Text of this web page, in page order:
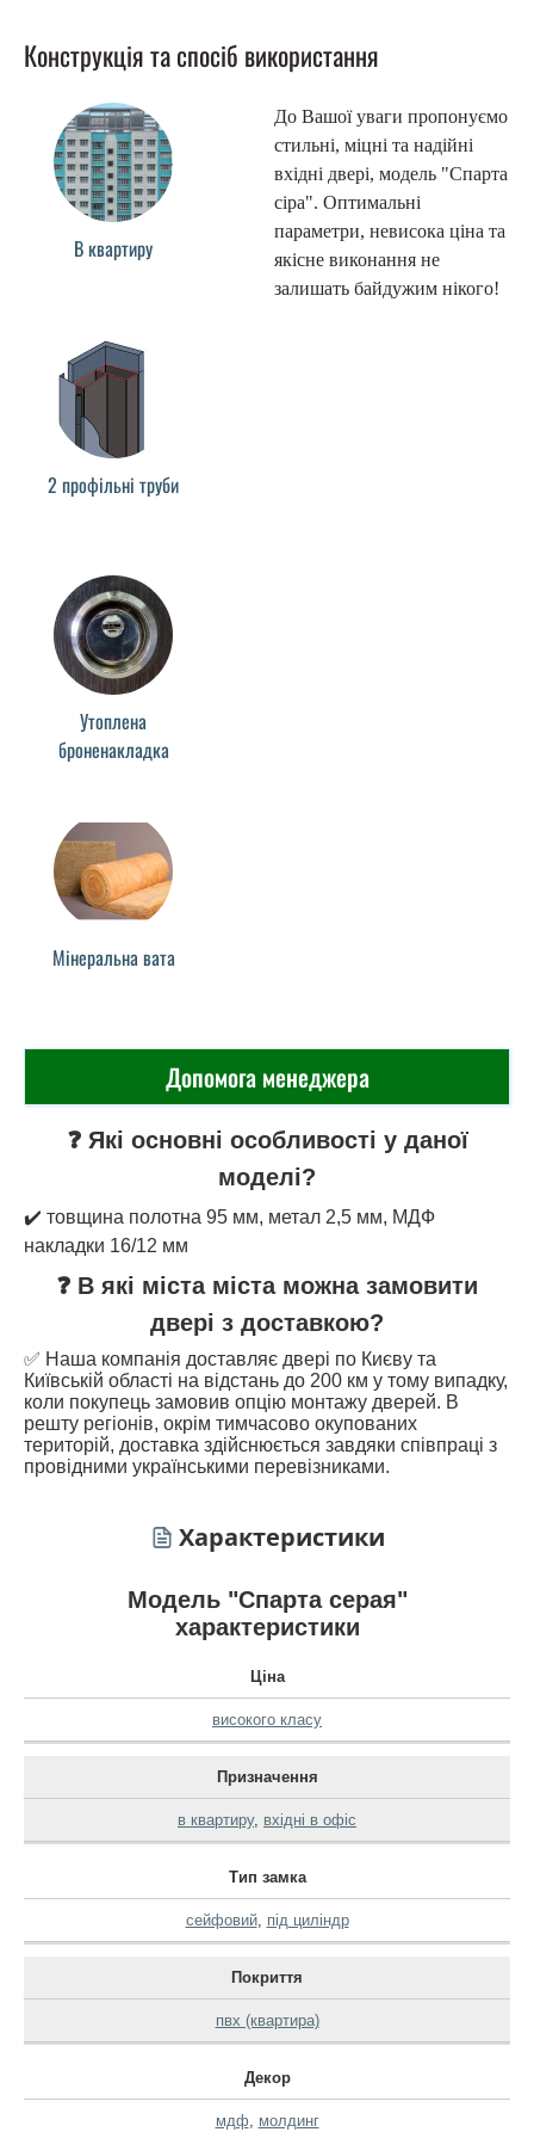
Конструкція та спосіб використання
В квартиру
2 профільні труби
Утоплена
броненакладка
Мінеральна вата
До Вашої уваги пропонуємо
стильні, міцні та надійні
вхідні двері, модель "Спарта
сіра". Оптимальні
параметри, невисока ціна та
якісне виконання не
залишать байдужим нікого!
Допомога менеджера
❓ Які основні особливості у даної
моделі?
✔️ товщина полотна 95 мм, метал 2,5 мм, МДФ
накладки 16/12 мм
❓ В які міста міста можна замовити
двері з доставкою?
✅ Наша компанія доставляє двері по Києву та
Київській області на відстань до 200 км у тому випадку,
коли покупець замовив опцію монтажу дверей. В
решту регіонів, окрім тимчасово окупованих
територій, доставка здійснюється завдяки співпраці з
провідними українськими перевізниками.
Характеристики
Модель "Спарта серая"
характеристики
Ціна
високого класу
Призначення
в квартиру, вхідні в офіс
Тип замка
сейфовий, під циліндр
Покриття
пвх (квартира)
Декор
мдф молдинг